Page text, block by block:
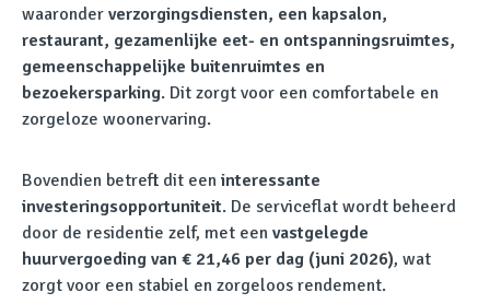
waaronder verzorgingsdiensten, een kapsalon,
restaurant, gezamenlijke eet- en ontspanningsruimtes,
gemeenschappelijke buitenruimtes en
bezoekersparking. Dit zorgt voor een comfortabele en
zorgeloze woonervaring.
Bovendien betreft dit een interessante
investeringsopportuniteit. De serviceflat wordt beheerd
door de residentie zelf, met een vastgelegde
huurvergoeding van € 21,46 per dag (juni 2026), wat
zorgt voor een stabiel en zorgeloos rendement.